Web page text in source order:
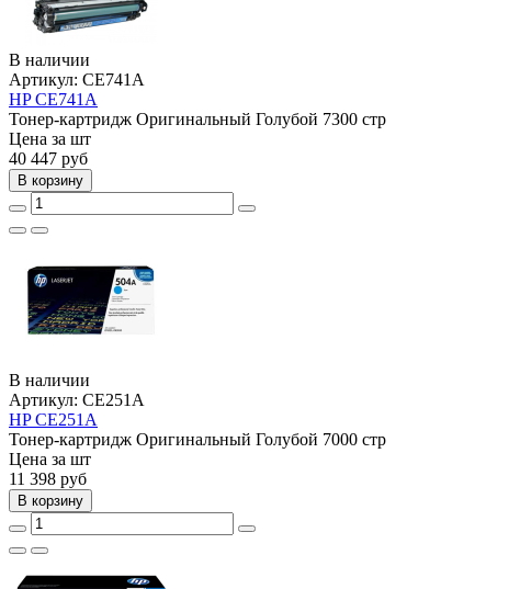
В наличии
Артикул: CE741A
HP CE741A
Тонер-картридж Оригинальный Голубой 7300 стр
Цена за шт
40 447 руб
В корзину
В наличии
Артикул: CE251A
HP CE251A
Тонер-картридж Оригинальный Голубой 7000 стр
Цена за шт
11 398 руб
В корзину